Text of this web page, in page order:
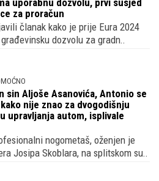
uporabnu dozvolu, prvi susjed
za proračun
članak kako je prije Eura 2024
dozvolu za gradn..
sin Aljoše Asanovića, Antonio se
nije znao za dvogodišnju
upravljanja autom, isplivale
nogometaš, oženjen je
Josipa Skoblara, na splitskom su..